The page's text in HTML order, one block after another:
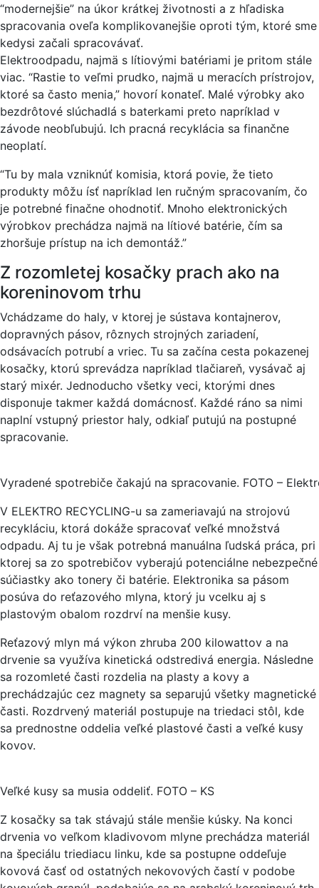
“modernejšie” na úkor krátkej životnosti a z hľadiska
spracovania oveľa komplikovanejšie oproti tým, ktoré sme
kedysi začali spracovávať.
Elektroodpadu, najmä s lítiovými batériami je pritom stále
viac. “Rastie to veľmi prudko, najmä u meracích prístrojov,
ktoré sa často menia,” hovorí konateľ. Malé výrobky ako
bezdrôtové slúchadlá s baterkami preto napríklad v
závode neobľubujú. Ich pracná recyklácia sa finančne
neoplatí.
“Tu by mala vzniknúť komisia, ktorá povie, že tieto
produkty môžu ísť napríklad len ručným spracovaním, čo
je potrebné finačne ohodnotiť. Mnoho elektronických
výrobkov prechádza najmä na lítiové batérie, čím sa
zhoršuje prístup na ich demontáž.”
Z rozomletej kosačky prach ako na
koreninovom trhu
Vchádzame do haly, v ktorej je sústava kontajnerov,
dopravných pásov, rôznych strojných zariadení,
odsávacích potrubí a vriec. Tu sa začína cesta pokazenej
kosačky, ktorú sprevádza napríklad tlačiareň, vysávač aj
starý mixér. Jednoducho všetky veci, ktorými dnes
disponuje takmer každá domácnosť. Každé ráno sa nimi
naplní vstupný priestor haly, odkiaľ putujú na postupné
spracovanie.
Vyradené spotrebiče čakajú na spracovanie. FOTO –
V ELEKTRO RECYCLING-u sa zameriavajú na strojovú
recykláciu, ktorá dokáže spracovať veľké množstvá
odpadu. Aj tu je však potrebná manuálna ľudská práca, pri
ktorej sa zo spotrebičov vyberajú potenciálne nebezpečné
súčiastky ako tonery či batérie. Elektronika sa pásom
posúva do reťazového mlyna, ktorý ju vcelku aj s
plastovým obalom rozdrví na menšie kusy.
Reťazový mlyn má výkon zhruba 200 kilowattov a na
drvenie sa využíva kinetická odstredivá energia. Následne
sa rozomleté časti rozdelia na plasty a kovy a
prechádzajúc cez magnety sa separujú všetky magnetické
časti. Rozdrvený materiál postupuje na triedaci stôl, kde
sa prednostne oddelia veľké plastové časti a veľké kusy
kovov.
Veľké kusy sa musia oddeliť. FOTO – KS
Z kosačky sa tak stávajú stále menšie kúsky. Na konci
drvenia vo veľkom kladivovom mlyne prechádza materiál
na špeciálu triediacu linku, kde sa postupne oddeľuje
kovová časť od ostatných nekovových častí v podobe